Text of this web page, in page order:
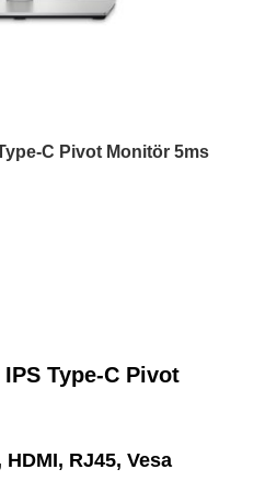
C Pivot Monitör 5ms
Type-C Pivot
HDMI, RJ45, Vesa